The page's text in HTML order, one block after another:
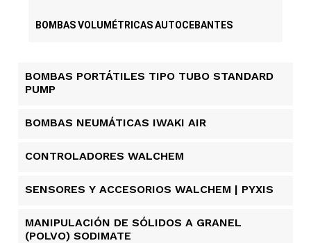
BOMBAS VOLUMÉTRICAS AUTOCEBANTES
BOMBAS PORTÁTILES TIPO TUBO STANDARD
PUMP
BOMBAS NEUMÁTICAS IWAKI AIR
CONTROLADORES WALCHEM
SENSORES Y ACCESORIOS WALCHEM | PYXIS
MANIPULACIÓN DE SÓLIDOS A GRANEL
(POLVO) SODIMATE